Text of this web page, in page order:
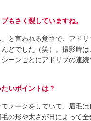
もさく裂していますね。
と言われる覚悟で、アド
どでした（笑）。撮影時
ーンごとにアドリブの連
いポイントは？
メークをしていて、眉毛
の形や太さが日によって